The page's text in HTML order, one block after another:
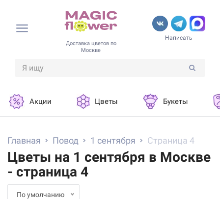
Доставка цветов по
Москве
Написать
Акции Цветы Букеты
Главная Повод 1 сентября Страница 4
Цветы на 1 сентября в Москве
- страница 4
По умолчанию